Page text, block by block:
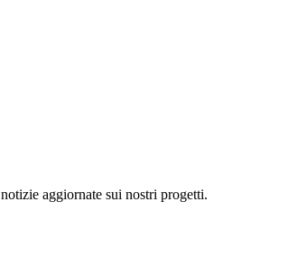
aggiornate sui nostri progetti.